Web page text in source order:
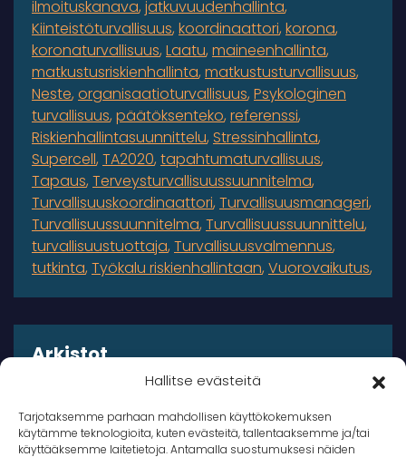
Hallitse evästeitä
Tarjotaksemme parhaan mahdollisen käyttökokemuksen
käytämme teknologioita, kuten evästeitä, tallentaaksemme ja/tai
käyttääksemme laitetietoja. Antamalla suostumuksesi näiden
ilmoituskanava jatkuvuudenhallinta
Kiinteistöturvallisuus koordinaattori korona
koronaturvallisuus Laatu maineenhallinta
matkustusriskienhallinta matkustusturvallisuus
Neste organisaatioturvallisuus Psykologinen
turvallisuus päätöksenteko referenssi
Riskienhallintasuunnittelu Stressinhallinta
Supercell TA2020 tapahtumaturvallisuus
Tapaus Terveysturvallisuussuunnitelma
Turvallisuuskoordinaattori Turvallisuusmanageri
Turvallisuussuunnitelma Turvallisuussuunnittelu
turvallisuustuottaja Turvallisuusvalmennus
tutkinta Työkalu riskienhallintaan Vuorovaikutus
Arkistot